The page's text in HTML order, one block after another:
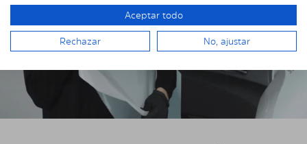
Aceptar todo
Rechazar No, ajustar